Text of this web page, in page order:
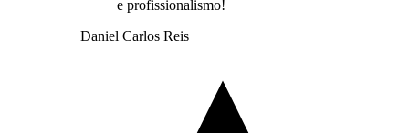
e profissionalismo!
Daniel Carlos Reis